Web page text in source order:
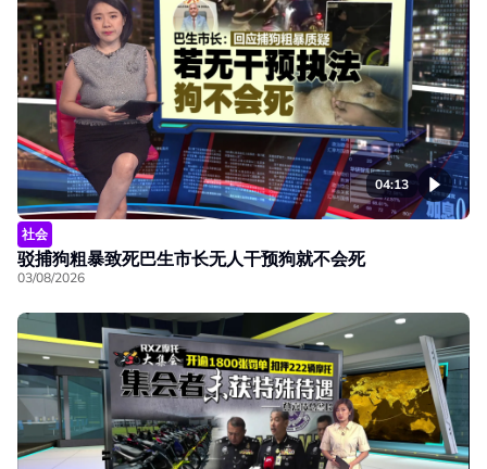
04:13
社会
驳捕狗粗暴致死巴生市长无人干预狗就不会死
03/08/2026